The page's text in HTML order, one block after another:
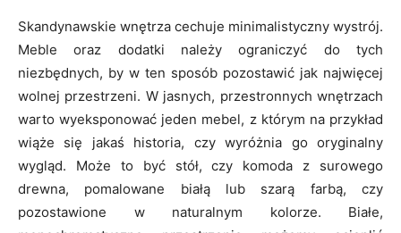
Skandynawskie wnętrza cechuje minimalistyczny wystrój.
Meble oraz dodatki należy ograniczyć do tych
niezbędnych, by w ten sposób pozostawić jak najwięcej
wolnej przestrzeni. W jasnych, przestronnych wnętrzach
warto wyeksponować jeden mebel, z którym na przykład
wiąże się jakaś historia, czy wyróżnia go oryginalny
wygląd. Może to być stół, czy komoda z surowego
drewna, pomalowane białą lub szarą farbą, czy
pozostawione w naturalnym kolorze. Białe,